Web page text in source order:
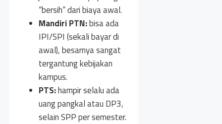
“bersih” dari biaya awal.
Mandiri PTN:bisa ada
IPI/SPI (sekali bayar di
awal), besarnya sangat
tergantung kebijakan
kampus.
PTS:hampir selalu ada
uang pangkal atau DP3,
selain SPP per semester.